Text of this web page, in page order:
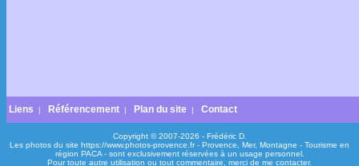
Liens | Référencement | Plan du site | Contact
Copyright © 2007-2026 - Frédéric D.
Les photos du site https://www.photos-provence.fr - Provence, Mer, Montagne - Tourisme en
région PACA - sont exclusivement réservées à un usage personnel.
Pour toute autre utilisation ou tout commentaire, merci de me contacter.